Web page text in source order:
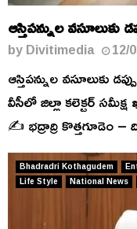
ఆస్తిపన్నుల వసూలుకు
byDivitimedia 12/
ఆస్తిపన్నుల వసూలుకు
వీసీలో జిల్లా కలెక్టర్
✍️ భద్రాద్రి కొత్తగూడెం –
Bhadradri Kothagudem
Life Style
National News